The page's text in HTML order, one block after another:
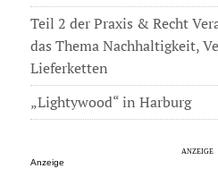
Teil 2 der Praxis & Recht
das Thema Nachhaltigkeit,
Lieferketten
„Lightywood“ in Harburg
Anzeige